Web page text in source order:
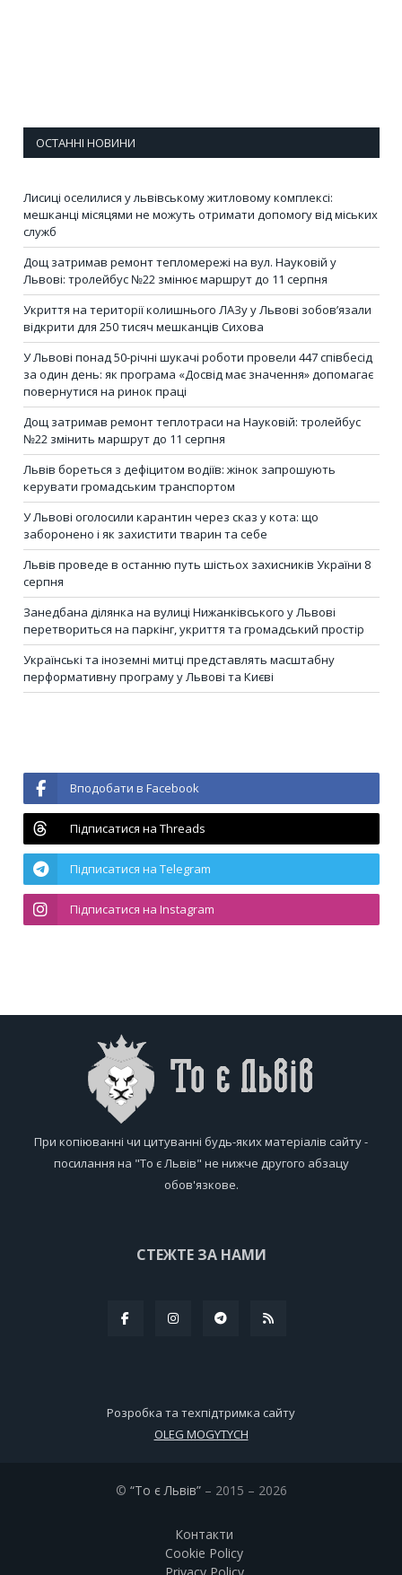
ОСТАННІ НОВИНИ
Лисиці оселилися у львівському житловому комплексі:
мешканці місяцями не можуть отримати допомогу від міських
служб
Дощ затримав ремонт тепломережі на вул. Науковій у
Львові: тролейбус №22 змінює маршрут до 11 серпня
Укриття на території колишнього ЛАЗу у Львові зобов’язали
відкрити для 250 тисяч мешканців Сихова
У Львові понад 50-річні шукачі роботи провели 447 співбесід
за один день: як програма «Досвід має значення» допомагає
повернутися на ринок праці
Дощ затримав ремонт теплотраси на Науковій: тролейбус
№22 змінить маршрут до 11 серпня
Львів бореться з дефіцитом водіїв: жінок запрошують
керувати громадським транспортом
У Львові оголосили карантин через сказ у кота: що
заборонено і як захистити тварин та себе
Львів проведе в останню путь шістьох захисників України 8
серпня
Занедбана ділянка на вулиці Нижанківського у Львові
перетвориться на паркінг, укриття та громадський простір
Українські та іноземні митці представлять масштабну
перформативну програму у Львові та Києві
Вподобати в Facebook
Підписатися на Threads
Підписатися на Telegram
Підписатися на Instagram
При копіюванні чи цитуванні будь-яких матеріалів сайту -
посилання на "То є Львів" не нижче другого абзацу
обов'язкове.
СТЕЖТЕ ЗА НАМИ
Розробка та техпідтримка сайту
OLEG MOGYTYCH
© “То є Львів”– 2015 – 2026
Контакти
Cookie Policy